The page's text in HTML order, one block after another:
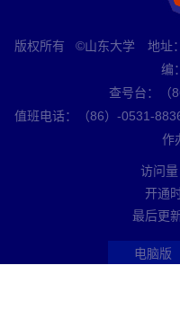
版权所有 ©山东大学 地址
编
查号台：（
值班电话：（86）-0531-
访问量
开通
最后更
电脑版